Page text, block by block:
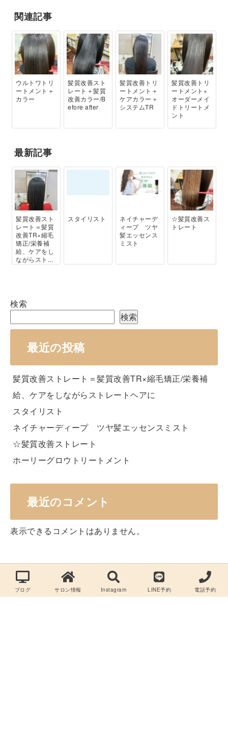
関連記事
ウルトワトリ
ートメント＋
カラー
髪質改善スト
レート＋髪質
改善カラー/B
efore after
髪質改善トリ
ートメント＋
ケアカラー＋
システムTR
髪質改善トリ
ートメント×
オーダーメイ
ドトリートメ
ント
最新記事
髪質改善スト
レート＝髪質
改善TR×縮毛
矯正/栄養補
給、ケアをし
ながらスト...
スタイリスト
ネイチャーデ
ィープ ツヤ
髪エッセンス
ミスト
☆髪質改善ス
トレート
検索
検索
最近の投稿
髪質改善ストレート＝髪質改善TR×縮毛矯正/栄養補
給、ケアをしながらストレートヘアに
スタイリスト
ネイチャーディープ ツヤ髪エッセンスミスト
☆髪質改善ストレート
ホーリーグロウトリートメント
最近のコメント
表示できるコメントはありません。
ブログ サロン情報 Instagram LINE予約 電話予約